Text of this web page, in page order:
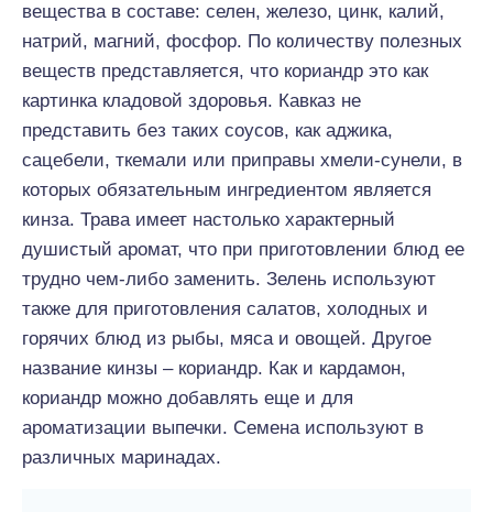
вещества в составе: селен, железо, цинк, калий,
натрий, магний, фосфор. По количеству полезных
веществ представляется, что кориандр это как
картинка кладовой здоровья. Кавказ не
представить без таких соусов, как аджика,
сацебели, ткемали или приправы хмели-сунели, в
которых обязательным ингредиентом является
кинза. Трава имеет настолько характерный
душистый аромат, что при приготовлении блюд ее
трудно чем-либо заменить. Зелень используют
также для приготовления салатов, холодных и
горячих блюд из рыбы, мяса и овощей. Другое
название кинзы – кориандр. Как и кардамон,
кориандр можно добавлять еще и для
ароматизации выпечки. Семена используют в
различных маринадах.